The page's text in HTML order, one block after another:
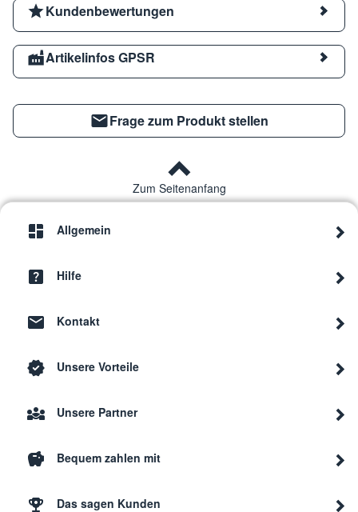
Kundenbewertungen
Artikelinfos GPSR
Frage zum Produkt stellen
Zum Seitenanfang
Allgemein
Hilfe
Kontakt
Unsere Vorteile
Unsere Partner
Bequem zahlen mit
Das sagen Kunden